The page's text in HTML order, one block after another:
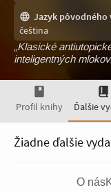
Jazyk pôvodného
čeština
„Klasické
inteligentných
Profil knihy Ďalšie
Žiadne ďalšie
O nás